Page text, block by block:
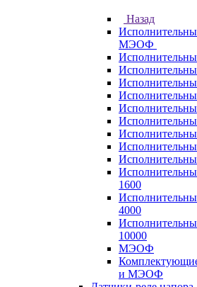
Назад
МЭОФ
1600
4000
10000
МЭОФ
и МЭОФ